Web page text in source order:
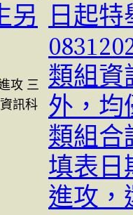
另
攻 三
訊科
日起
類組資
外，均
類組合
填表日
進攻，